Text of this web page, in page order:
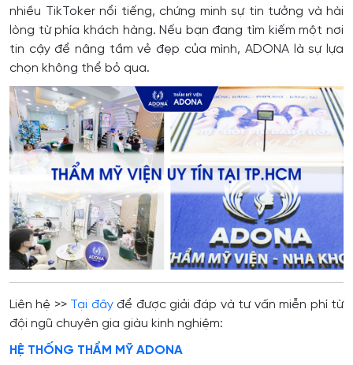
nhiều TikToker nổi tiếng, chứng minh sự tin tưởng và hài
lòng từ phía khách hàng. Nếu bạn đang tìm kiếm một nơi
tin cậy để nâng tầm vẻ đẹp của mình, ADONA là sự lựa
chọn không thể bỏ qua.
Liên hệ >> Tại đâyđể được giải đáp và tư vấn miễn phí từ
đội ngũ chuyên gia giàu kinh nghiệm:
HỆ THỐNG THẨM MỸ ADONA